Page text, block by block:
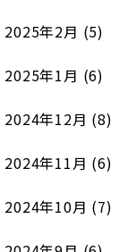
2025年2月 (5)
2025年1月 (6)
2024年12月 (8)
2024年11月 (6)
2024年10月 (7)